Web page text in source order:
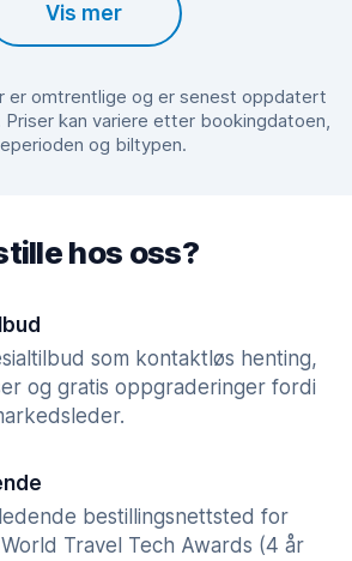
Vis mer
er omtrentlige og er senest oppdatert
Priser kan variere etter bookingdatoen,
og biltypen.
hos oss?
som kontaktløs henting,
og gratis oppgraderinger fordi
bestillingsnettsted for
Travel Tech Awards (4 år